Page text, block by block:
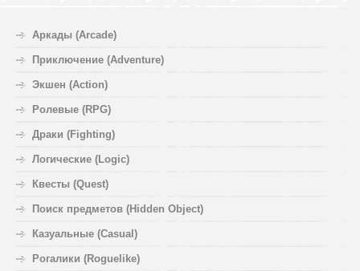
Аркады (Arcade)
Приключение (Adventure)
Экшен (Action)
Ролевые (RPG)
Драки (Fighting)
Логические (Logic)
Квесты (Quest)
Поиск предметов (Hidden Object)
Казуальные (Casual)
Рогалики (Roguelike)